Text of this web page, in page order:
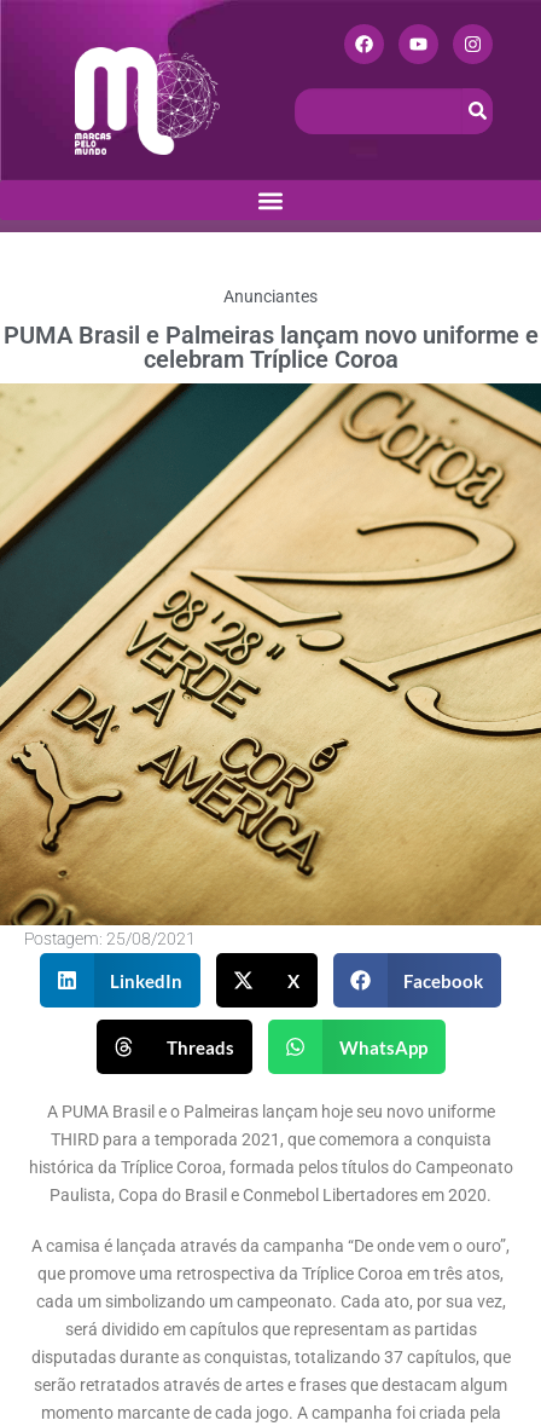
Anunciantes
PUMA Brasil e Palmeiras lançam novo uniforme e
celebram Tríplice Coroa
Postagem: 25/08/2021
LinkedIn X Facebook
Threads WhatsApp
A PUMA Brasil e o Palmeiras lançam hoje seu novo uniforme
THIRD para a temporada 2021, que comemora a conquista
histórica da Tríplice Coroa, formada pelos títulos do Campeonato
Paulista, Copa do Brasil e Conmebol Libertadores em 2020.
A camisa é lançada através da campanha “De onde vem o ouro”,
que promove uma retrospectiva da Tríplice Coroa em três atos,
cada um simbolizando um campeonato. Cada ato, por sua vez,
será dividido em capítulos que representam as partidas
disputadas durante as conquistas, totalizando 37 capítulos, que
serão retratados através de artes e frases que destacam algum
momento marcante de cada jogo. A campanha foi criada pela